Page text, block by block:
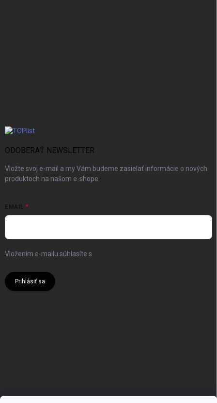
ODOBERAŤ NEWSLETTER
Vložte svoj e-mail a my Vám budeme zasielať informácie o nových
produktoch na našom e-shope.
EMAIL
Vložením e-mailu súhlasíte s
Prihlásiť sa